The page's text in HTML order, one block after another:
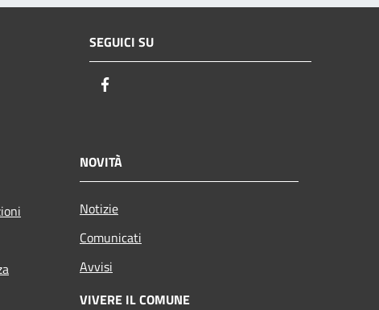
SEGUICI SU
NOVITÀ
Notizie
Comunicati
Avvisi
VIVERE IL COMUNE